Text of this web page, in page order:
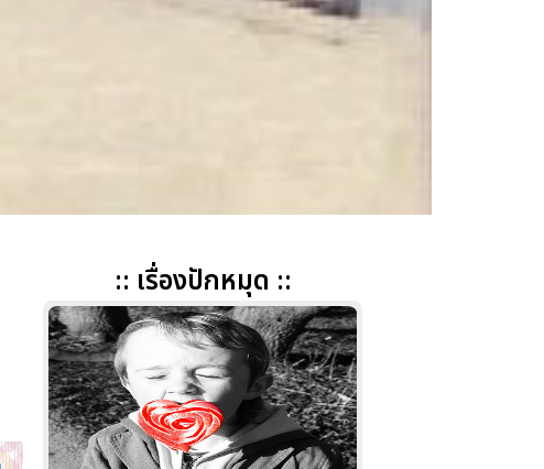
:: เรื่องปักหมุด ::